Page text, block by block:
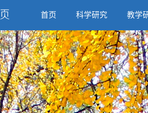
首页 科学研究 教学